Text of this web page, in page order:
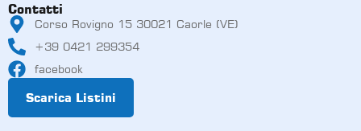
Contatti
Corso Rovigno 15 30021 Caorle (VE)
+39 0421 299354
facebook
Scarica Listini